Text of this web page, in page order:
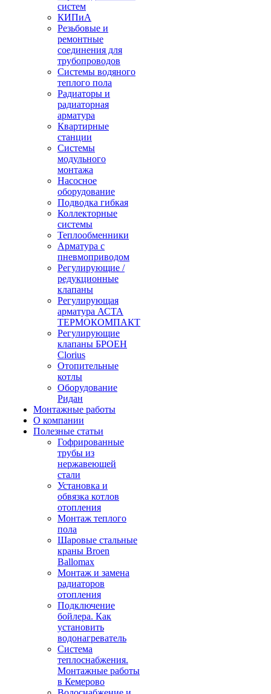
систем
КИПиА
Резьбовые и
ремонтные
соединения для
трубопроводов
Системы водяного
теплого пола
Радиаторы и
радиаторная
арматура
Квартирные
станции
Системы
модульного
монтажа
Насосное
оборудование
Подводка гибкая
Коллекторные
системы
Теплообменники
Арматура с
пневмоприводом
Регулирующие /
редукционные
клапаны
Регулирующая
арматура АСТА
ТЕРМОКОМПАКТ
Регулирующие
клапаны БРОЕН
Clorius
Отопительные
котлы
Оборудование
Ридан
Монтажные работы
О компании
Полезные статьи
Гофрированные
трубы из
нержавеющей
стали
Установка и
обвязка котлов
отопления
Монтаж теплого
пола
Шаровые стальные
краны Broen
Ballomax
Монтаж и замена
радиаторов
отопления
Подключение
бойлера. Как
установить
водонагреватель
Система
теплоснабжения.
Монтажные работы
в Кемерово